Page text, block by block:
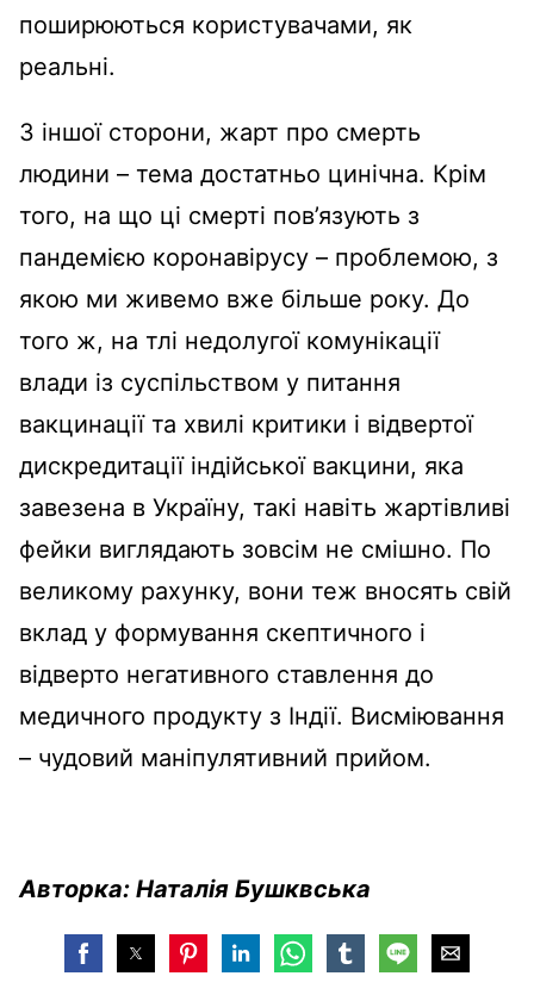
поширюються користувачами, як
реальні.
З іншої сторони, жарт про смерть
людини – тема достатньо цинічна. Крім
того, на що ці смерті пов’язують з
пандемією коронавірусу – проблемою, з
якою ми живемо вже більше року. До
того ж, на тлі недолугої комунікації
влади із суспільством у питання
вакцинації та хвилі критики і відвертої
дискредитації індійської вакцини, яка
завезена в Україну, такі навіть жартівливі
фейки виглядають зовсім не смішно. По
великому рахунку, вони теж вносять свій
вклад у формування скептичного і
відверто негативного ставлення до
медичного продукту з Індії. Висміювання
– чудовий маніпулятивний прийом.
Авторка: Наталія Бушквська